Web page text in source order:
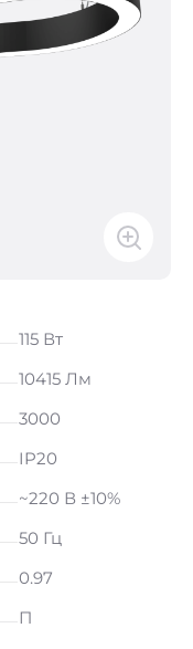
115 Вт
10415 Лм
3000
IP20
~220 В ±10%
50 Гц
0.97
П